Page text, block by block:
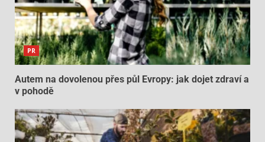
PR
Autem na dovolenou přes půl Evropy: jak dojet zdraví a
v pohodě